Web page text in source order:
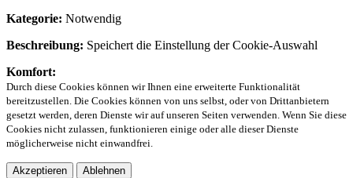
Kategorie: Notwendig
Beschreibung: Speichert die Einstellung der Cookie-Auswahl
Komfort:
Durch diese Cookies können wir Ihnen eine erweiterte Funktionalität
bereitzustellen. Die Cookies können von uns selbst, oder von Drittanbietern
gesetzt werden, deren Dienste wir auf unseren Seiten verwenden. Wenn Sie diese
Cookies nicht zulassen, funktionieren einige oder alle dieser Dienste
möglicherweise nicht einwandfrei.
Akzeptieren Ablehnen